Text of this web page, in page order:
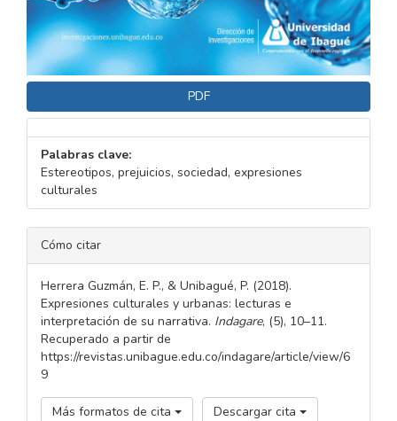
PDF
Palabras clave:
Estereotipos, prejuicios, sociedad, expresiones
culturales
DETALLES
DEL
ARTÍCULO
Cómo citar
Herrera Guzmán, E. P., & Unibagué, P. (2018).
Expresiones culturales y urbanas: lecturas e
interpretación de su narrativa. Indagare, (5), 10–11.
Recuperado a partir de
https://revistas.unibague.edu.co/indagare/article/view/6
9
Más formatos de cita Descargar cita